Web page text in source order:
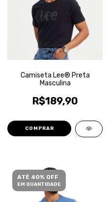
Camiseta Lee® Preta
Masculina
R$189,90
COMPRAR
ATÉ 40% OFF
EM QUANTIDADE